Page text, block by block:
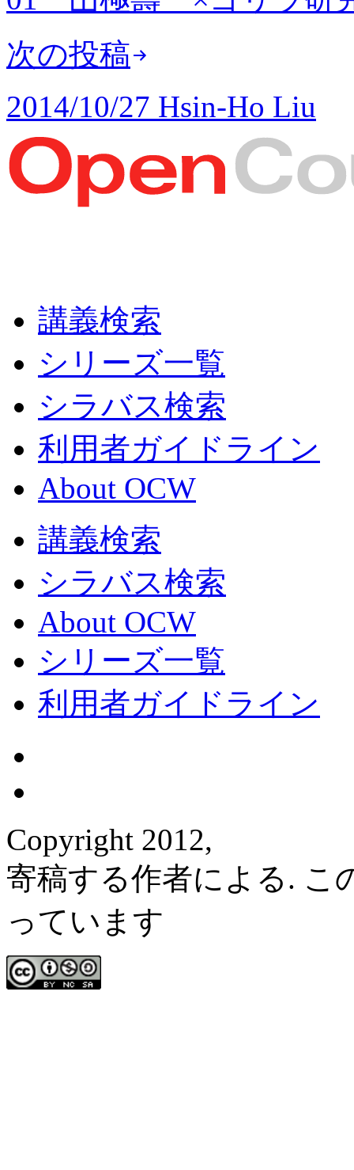
次の投稿
2014/10/27 Hsin-Ho Liu
講義検索
シリーズ一覧
シラバス検索
利用者ガイドライン
About OCW
講義検索
シラバス検索
About OCW
シリーズ一覧
利用者ガイドライン
Copyright 2012,
寄稿する作者による. こ
っています